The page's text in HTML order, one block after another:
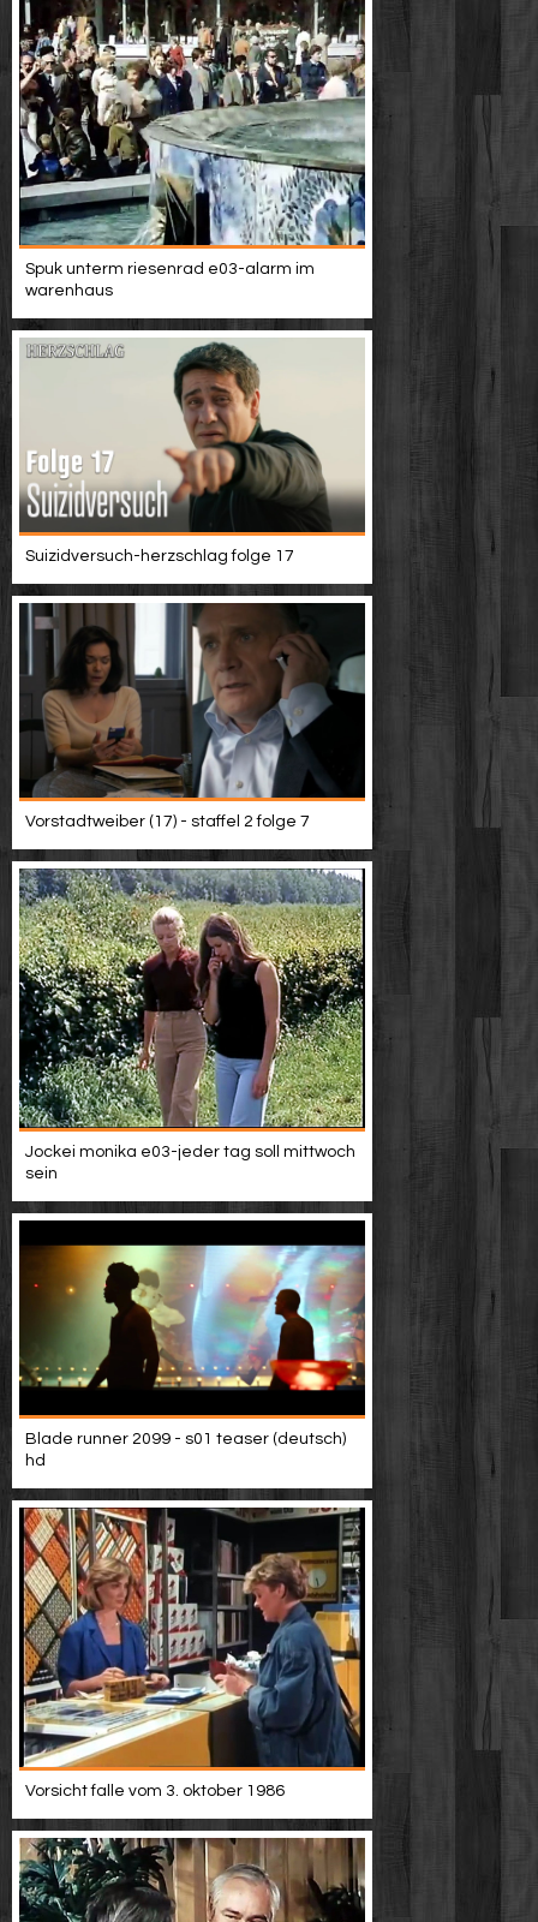
Spuk unterm riesenrad e03-alarm im
warenhaus
Suizidversuch-herzschlag folge 17
Vorstadtweiber (17) - staffel 2 folge 7
Jockei monika e03-jeder tag soll mittwoch
sein
Blade runner 2099 - s01 teaser (deutsch)
hd
Vorsicht falle vom 3. oktober 1986